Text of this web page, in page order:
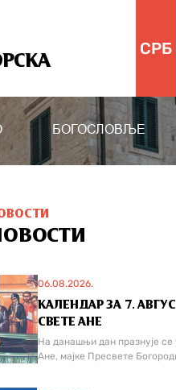
СРБ
БОГОСЛОВЉЕ
06.08.2026.
КАЛЕНДАР ЗА 7.
СВЕТЕ АНЕ
На данашњи дан празнује се
Ане, мајке Пресвете